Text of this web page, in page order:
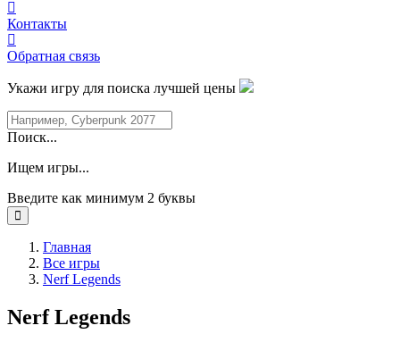
Контакты
Обратная связь
Укажи игру для поиска лучшей цены
Поиск...
Ищем игры...
Введите как минимум 2 буквы
Главная
Все игры
Nerf Legends
Nerf Legends